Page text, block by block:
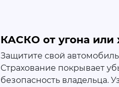
КАСКО от угона или
Защитите свой
Страхование покрывает
безопасность владельца.